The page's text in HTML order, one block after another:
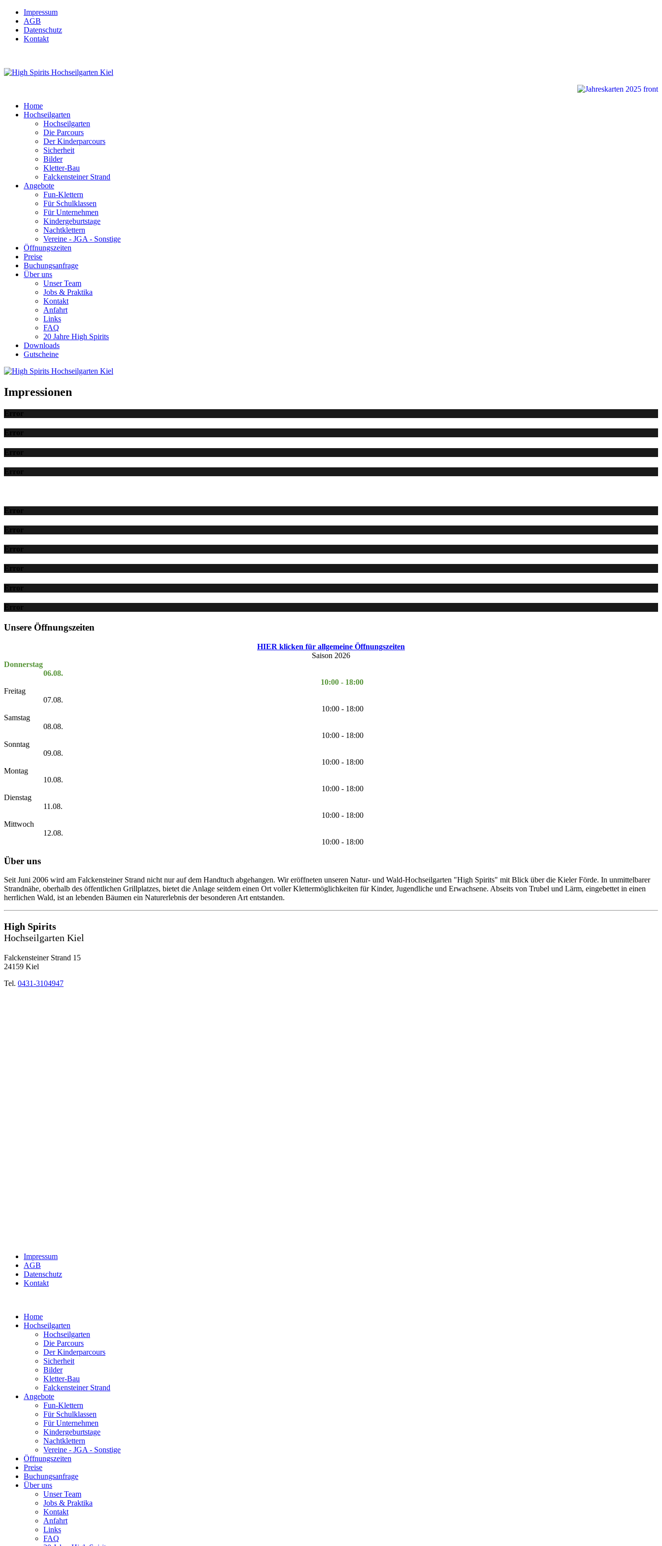
Impressum
AGB
Datenschutz
Kontakt
Home
Hochseilgarten
Hochseilgarten
Die Parcours
Der Kinderparcours
Sicherheit
Bilder
Kletter-Bau
Falckensteiner Strand
Angebote
Fun-Klettern
Für Schulklassen
Für Unternehmen
Kindergeburtstage
Nachtklettern
Vereine - JGA - Sonstige
Öffnungszeiten
Preise
Buchungsanfrage
Über uns
Unser Team
Jobs & Praktika
Kontakt
Anfahrt
Links
FAQ
20 Jahre High Spirits
Downloads
Gutscheine
Impressionen
Error
Error
Error
Error
Error
Error
Error
Error
Error
Error
Unsere Öffnungszeiten
HIER klicken für allgemeine Öffnungszeiten
Saison 2026
Donnerstag
06.08.
10:00 - 18:00
Freitag
07.08.
10:00 - 18:00
Samstag
08.08.
10:00 - 18:00
Sonntag
09.08.
10:00 - 18:00
Montag
10.08.
10:00 - 18:00
Dienstag
11.08.
10:00 - 18:00
Mittwoch
12.08.
10:00 - 18:00
Über uns
Seit Juni 2006 wird am Falckensteiner Strand nicht nur auf dem Handtuch abgehangen. Wir eröffneten unseren Natur- und Wald-Hochseilgarten "High Spirits" mit Blick über die Kieler Förde. In unmittelbarer
Strandnähe, oberhalb des öffentlichen Grillplatzes, bietet die Anlage seitdem einen Ort voller Klettermöglichkeiten für Kinder, Jugendliche und Erwachsene. Abseits von Trubel und Lärm, eingebettet in einen
herrlichen Wald, ist an lebenden Bäumen ein Naturerlebnis der besonderen Art entstanden.
High Spirits
Hochseilgarten Kiel
Falckensteiner Strand 15
24159 Kiel
Tel. 0431-3104947
Impressum
AGB
Datenschutz
Kontakt
Home
Hochseilgarten
Hochseilgarten
Die Parcours
Der Kinderparcours
Sicherheit
Bilder
Kletter-Bau
Falckensteiner Strand
Angebote
Fun-Klettern
Für Schulklassen
Für Unternehmen
Kindergeburtstage
Nachtklettern
Vereine - JGA - Sonstige
Öffnungszeiten
Preise
Buchungsanfrage
Über uns
Unser Team
Jobs & Praktika
Kontakt
Anfahrt
Links
FAQ